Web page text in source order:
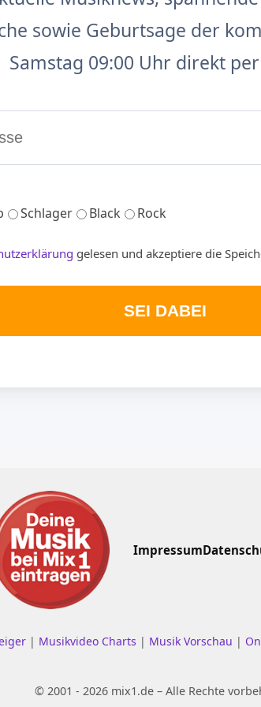
sowie Geburtsage der
Samstag 09:00 Uhr direkt
Schlager Black Rock
gelesen und akzeptiere die
SEI DABEI
Impressum
| Musikvideo Charts | Musik Vorschau |
© 2001 - 2026 mix1.de – Alle Rechte